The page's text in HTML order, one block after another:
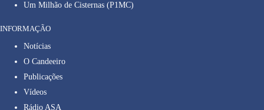
Um Milhão de Cisternas (P1MC)
INFORMAÇÃO
Notícias
O Candeeiro
Publicações
Vídeos
Rádio ASA